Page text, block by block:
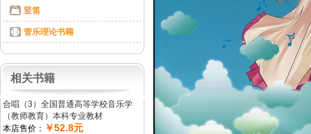
竖笛
管乐理论书籍
相关书籍
合唱（3）全国普通高等学校音乐学
（教师教育）本科专业教材
本店售价： ￥52.8元